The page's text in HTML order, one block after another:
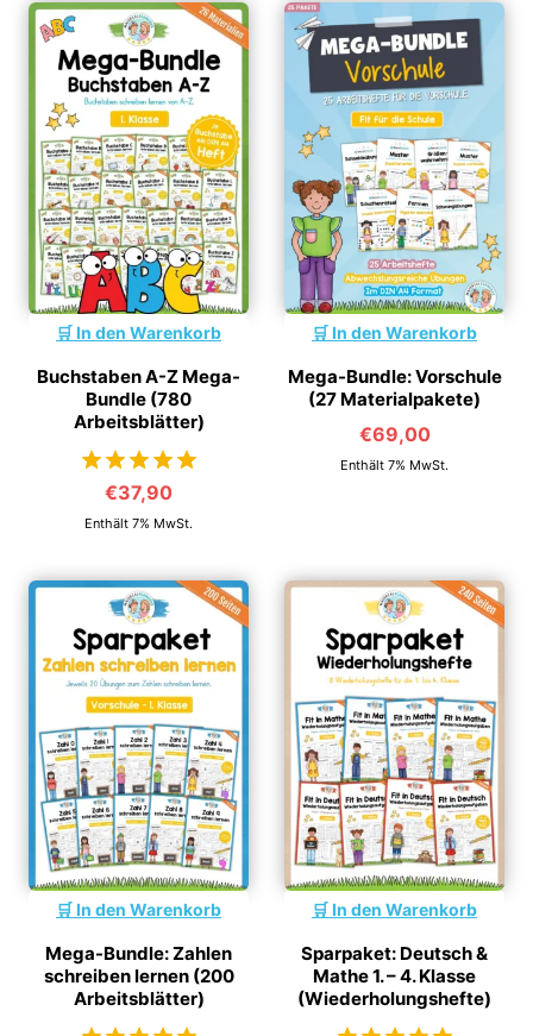
In den Warenkorb
Buchstaben A-Z Mega-
Bundle (780
Arbeitsblätter)
von 5
€37,90
Enthält 7% MwSt.
In den Warenkorb
Mega-Bundle: Vorschule
(27 Materialpakete)
€69,00
Enthält 7% MwSt.
In den Warenkorb
Mega-Bundle: Zahlen
schreiben lernen (200
Arbeitsblätter)
In den Warenkorb
Sparpaket: Deutsch &
Mathe 1. – 4. Klasse
(Wiederholungshefte)